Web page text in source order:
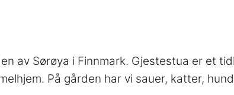
av Sørøya i Finnmark. Gjestestua er et
På gården har vi sauer, katter,